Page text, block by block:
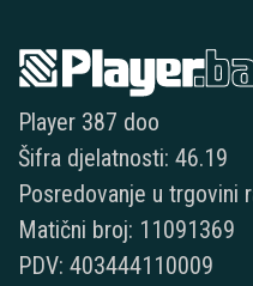
Player 387 doo
Šifra djelatnosti: 46.19
Posredovanje u trgovini
Matični broj: 11091369
PDV: 403444110009